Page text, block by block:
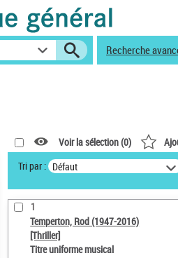
Recherche
Voir la sélection (0)
Tri par : Défaut
1
Temperton, Rod (1947-2016)
[Thriller]
Titre uniforme musical